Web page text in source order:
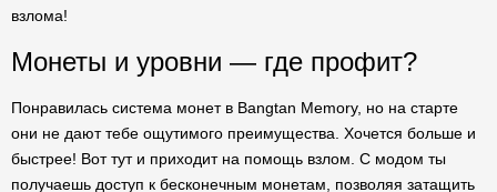
взлома!
Монеты и уровни — где профит?
Понравилась система монет в Bangtan Memory, но на старте
они не дают тебе ощутимого преимущества. Хочется больше и
быстрее! Вот тут и приходит на помощь взлом. С модом ты
получаешь доступ к бесконечным монетам, позволяя затащить